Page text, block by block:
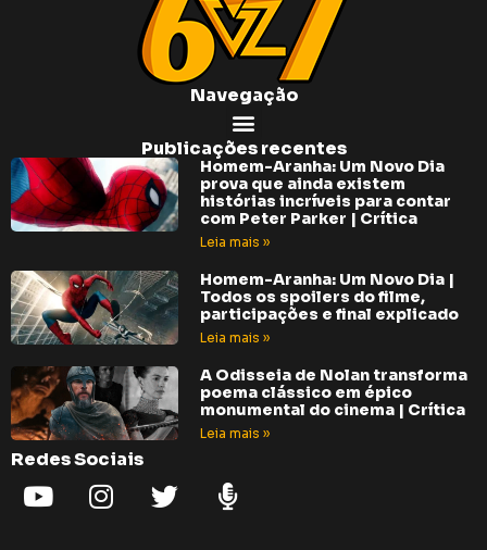
Navegação
Publicações recentes
Homem-Aranha: Um Novo Dia
prova que ainda existem
histórias incríveis para contar
com Peter Parker | Crítica
Leia mais »
Homem-Aranha: Um Novo Dia |
Todos os spoilers do filme,
participações e final explicado
Leia mais »
A Odisseia de Nolan transforma
poema clássico em épico
monumental do cinema | Crítica
Leia mais »
Redes Sociais